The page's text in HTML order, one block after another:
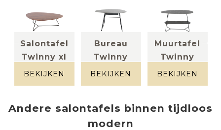
Salontafel
Twinny xl
noten +
metaal
BEKIJKEN
Bureau
Twinny
BEKIJKEN
Muurtafel
Twinny
BEKIJKEN
Andere salontafels binnen tijdloos
modern